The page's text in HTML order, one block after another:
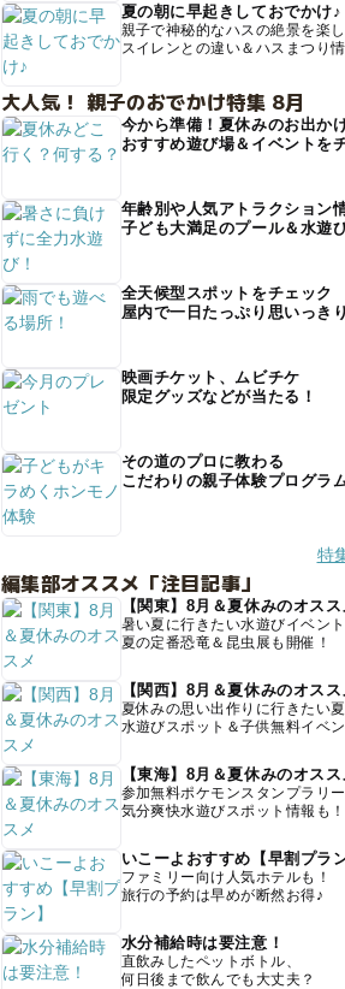
夏の朝に早起きしておでかけ♪
親子で神秘的なハスの絶景を楽し
スイレンとの違い＆ハスまつり
大人気！ 親子のおでかけ特集 8月
今から準備！夏休みのお出か
おすすめ遊び場＆イベントを
年齢別や人気アトラクション
子ども大満足のプール＆水遊
全天候型スポットをチェック
屋内で一日たっぷり思いっき
映画チケット、ムビチケ
限定グッズなどが当たる！
その道のプロに教わる
こだわりの親子体験プログラ
特
編集部オススメ「注目記事」
【関東】8月＆夏休みのオスス
暑い夏に行きたい水遊びイベン
夏の定番恐竜＆昆虫展も開催！
【関西】8月＆夏休みのオスス
夏休みの思い出作りに行きたい夏
水遊びスポット＆子供無料イベ
【東海】8月＆夏休みのオスス
参加無料ポケモンスタンプラリ
気分爽快水遊びスポット情報も！
いこーよおすすめ【早割プラン
ファミリー向け人気ホテルも！
旅行の予約は早めが断然お得♪
水分補給時は要注意！
直飲みしたペットボトル、
何日後まで飲んでも大丈夫？